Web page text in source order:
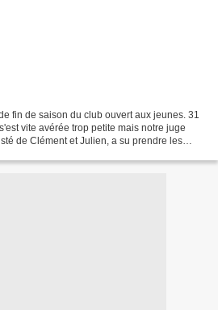
fin de saison du club ouvert aux jeunes. 31
vite avérée trop petite mais notre juge
de Clément et Julien, a su prendre les